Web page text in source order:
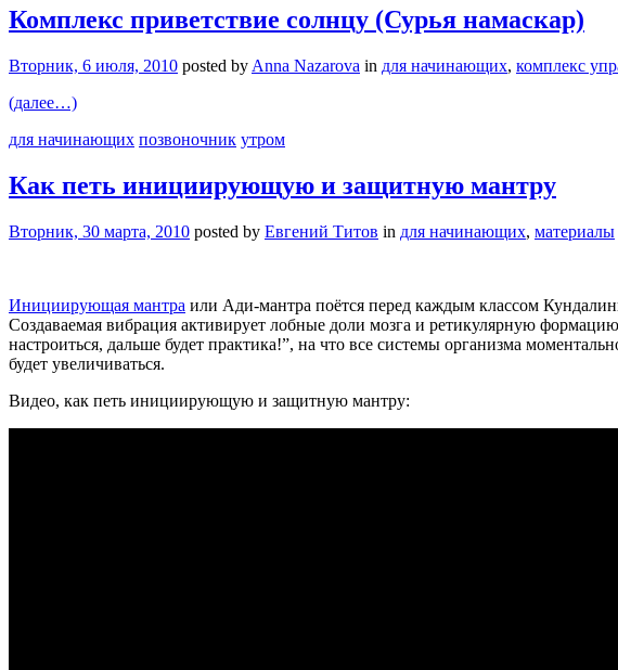
Комплекс приветствие солнцу (Сурья намаскар)
Вторник, 6 июля, 2010 posted by Anna Nazarova in для начинающих, комплекс
(далее…)
для начинающих позвоночник утром
Как петь инициирующую и защитную мантру
Вторник, 30 марта, 2010 posted by Евгений Титов in для начинающих, материалы
Инициирующая мантра или Ади-мантра поётся перед каждым классом
Создаваемая вибрация активирует лобные доли мозга и ретикулярную
настроиться, дальше будет практика!”, на что все системы организма
будет увеличиваться.
Видео, как петь инициирующую и защитную мантру: